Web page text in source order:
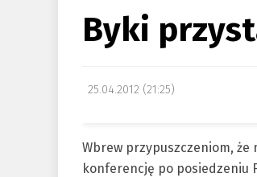
Byki
25.04.2012 (21:25)
Wbrew przypuszczeniom, że
konferencję po posiedzeniu